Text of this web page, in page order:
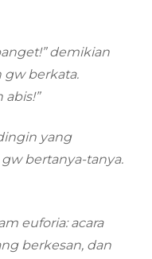
demikian
gw berkata.
yang
bertanya-tanya.
euforia: acara
berkesan, dan